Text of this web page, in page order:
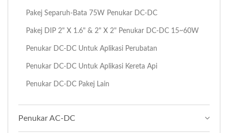
Pakej Separuh-Bata 75W Penukar DC-DC
Pakej DIP 2" X 1.6" & 2" X 2" Penukar DC-DC 15~60W
Penukar DC-DC Untuk Aplikasi Perubatan
Penukar DC-DC Untuk Aplikasi Kereta Api
Penukar DC-DC Pakej Lain
Penukar AC-DC